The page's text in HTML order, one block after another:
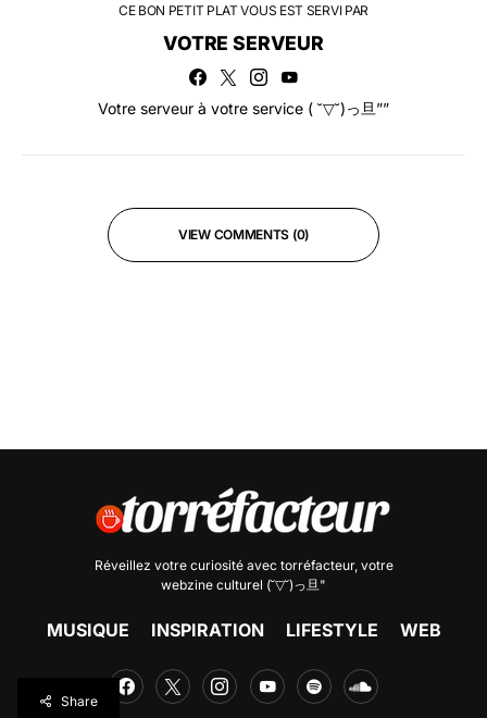
CE BON PETIT PLAT VOUS EST SERVI PAR
VOTRE SERVEUR
Votre serveur à votre service ( ˘▽˘)っ旦””
VIEW COMMENTS (0)
Réveillez votre curiosité avec torréfacteur, votre
webzine culturel (˘▽˘)っ旦"
MUSIQUE INSPIRATION LIFESTYLE WEB
Share